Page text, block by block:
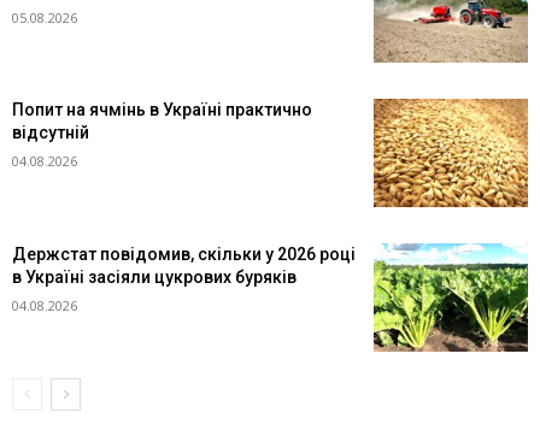
05.08.2026
Попит на ячмінь в Україні практично
відсутній
04.08.2026
Держстат повідомив, скільки у 2026 році
в Україні засіяли цукрових буряків
04.08.2026